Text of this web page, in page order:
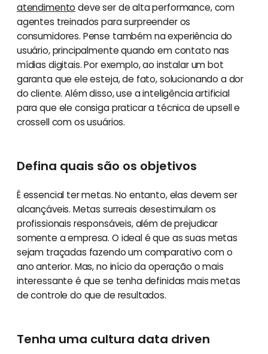
atendimento deve ser de alta performance, com
agentes treinados para surpreender os
consumidores. Pense também na experiência do
usuário, principalmente quando em contato nas
mídias digitais. Por exemplo, ao instalar um bot
garanta que ele esteja, de fato, solucionando a dor
do cliente. Além disso, use a inteligência artificial
para que ele consiga praticar a técnica de upsell e
crossell com os usuários.
Defina quais são os objetivos
É essencial ter metas. No entanto, elas devem ser
alcançáveis. Metas surreais desestimulam os
profissionais responsáveis, além de prejudicar
somente a empresa. O ideal é que as suas metas
sejam traçadas fazendo um comparativo com o
ano anterior. Mas, no início da operação o mais
interessante é que se tenha definidas mais metas
de controle do que de resultados.
Tenha uma cultura data driven